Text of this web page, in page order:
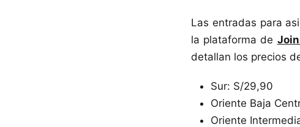
Las entradas para
la plataforma de
detallan los precios
Sur: S/29,90
Oriente Baja
Oriente